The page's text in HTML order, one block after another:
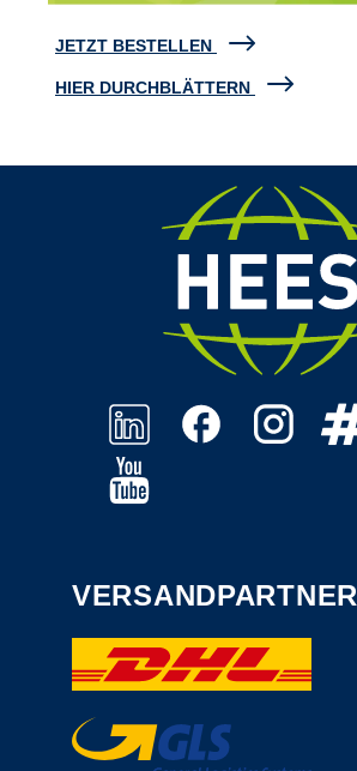
JETZT BESTELLEN
HIER DURCHBLÄTTERN
VERSANDPARTNER